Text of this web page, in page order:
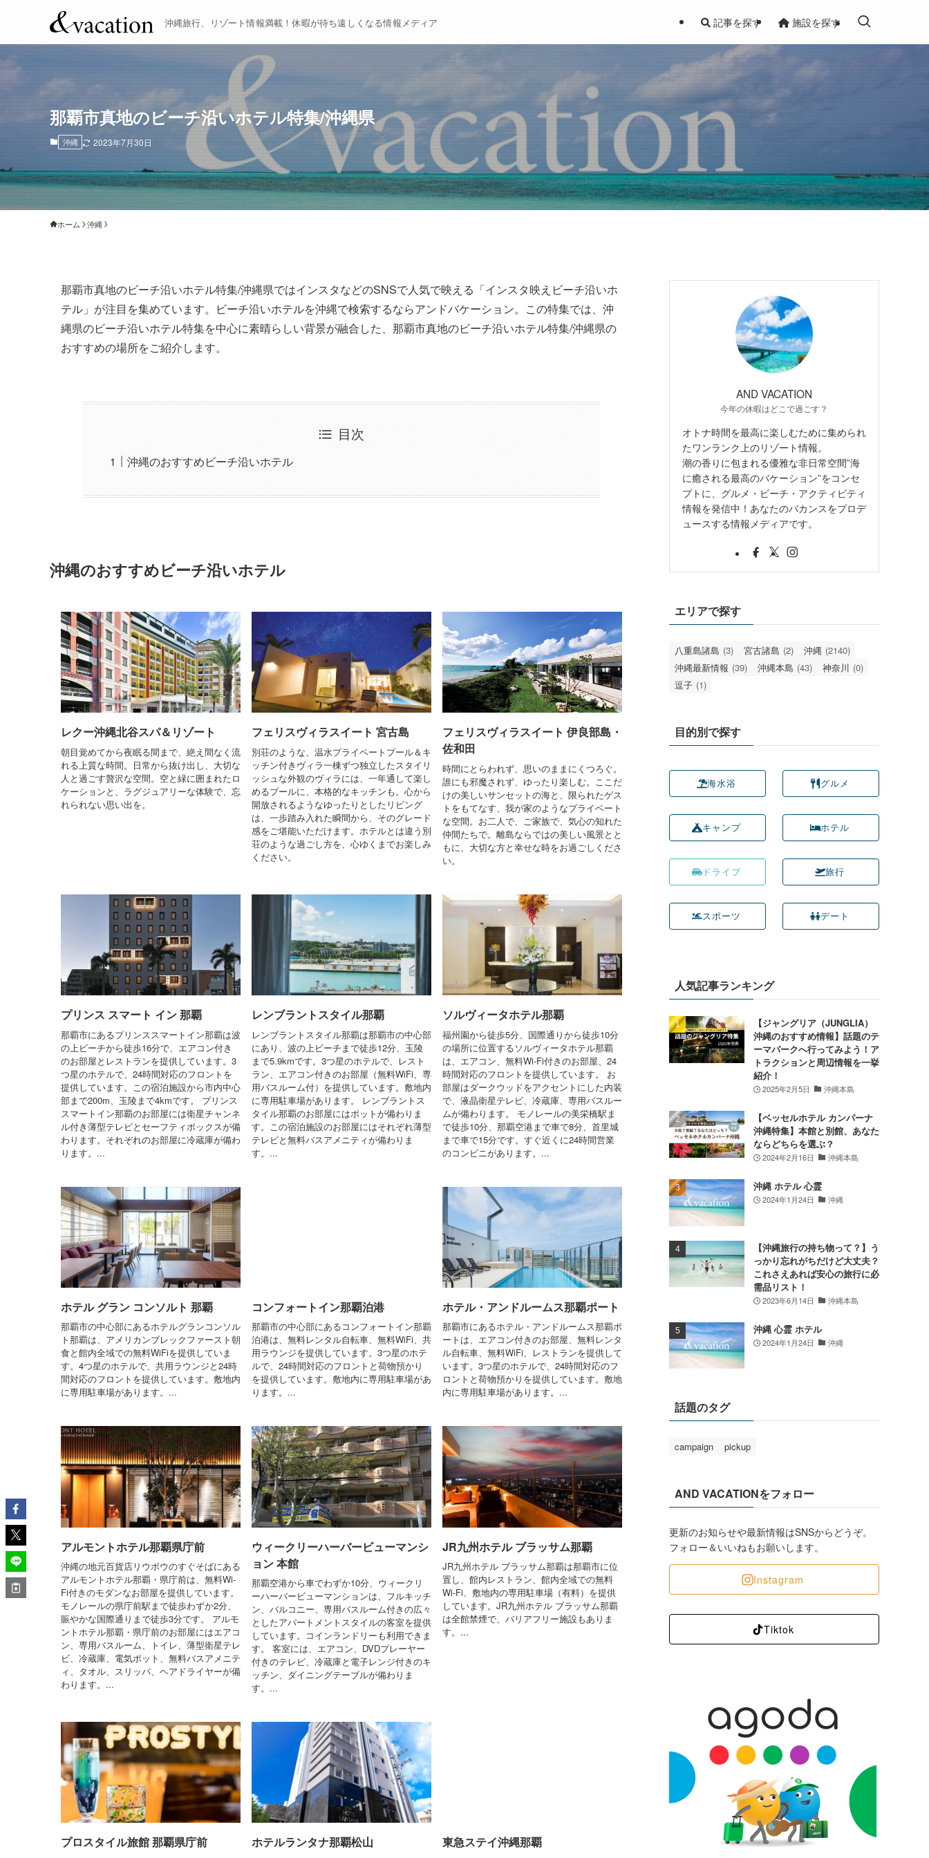
沖縄旅行、リゾート情報満載！休暇が待ち遠しくなる情報メディア 記事を探す 施設を探す
那覇市真地のビーチ沿いホテル特集/沖縄県
沖縄 2023年7月30日
ホーム 沖縄
那覇市真地のビーチ沿いホテル特集/沖縄県ではインスタなどのSNSで人気で映える「インスタ映えビーチ沿いホ
テル」が注目を集めています。ビーチ沿いホテルを沖縄で検索するならアンドバケーション。この特集では、沖
縄県のビーチ沿いホテル特集を中心に素晴らしい背景が融合した、那覇市真地のビーチ沿いホテル特集/沖縄県の
おすすめの場所をご紹介します。
目次
沖縄のおすすめビーチ沿いホテル
沖縄のおすすめビーチ沿いホテル
レクー沖縄北谷スパ＆リゾート
朝目覚めてから夜眠る間まで、絶え間なく流
れる上質な時間。日常から抜け出し、大切な
人と過ごす贅沢な空間。空と緑に囲まれたロ
ケーションと、ラグジュアリーな体験で、忘
れられない思い出を。
フェリスヴィラスイート 宮古島
別荘のような、温水プライベートプール＆キ
ッチン付きヴィラ一棟ずつ独立したスタイリ
ッシュな外観のヴィラには、一年通して楽し
めるプールに、本格的なキッチンも。心から
開放されるようなゆったりとしたリビング
は、一歩踏み入れた瞬間から、そのグレード
感をご堪能いただけます。ホテルとは違う別
荘のような過ごし方を、心ゆくまでお楽しみ
ください。
フェリスヴィラスイート 伊良部島・
佐和田
時間にとらわれず、思いのままにくつろぐ。
誰にも邪魔されず、ゆったり楽しむ。ここだ
けの美しいサンセットの海と、限られたゲス
トをもてなす、我が家のようなプライベート
な空間。お二人で、ご家族で、気心の知れた
仲間たちで。離島ならではの美しい風景とと
もに、大切な方と幸せな時をお過ごしくださ
い。
プリンス スマート イン 那覇
那覇市にあるプリンススマートイン那覇は波
の上ビーチから徒歩16分で、エアコン付き
のお部屋とレストランを提供しています。3
つ星のホテルで、24時間対応のフロントを
提供しています。この宿泊施設から市内中心
部まで200m、玉陵まで4kmです。 プリンス
スマートイン那覇のお部屋には衛星チャンネ
ル付き薄型テレビとセーフティボックスが備
わります。それぞれのお部屋に冷蔵庫が備わ
ります。...
レンブラントスタイル那覇
レンブラントスタイル那覇は那覇市の中心部
にあり、波の上ビーチまで徒歩12分、玉陵
まで5.9kmです。3つ星のホテルで、レスト
ラン、エアコン付きのお部屋（無料WiFi、専
用バスルーム付）を提供しています。敷地内
に専用駐車場があります。 レンブラントス
タイル那覇のお部屋にはポットが備わりま
す。この宿泊施設のお部屋にはそれぞれ薄型
テレビと無料バスアメニティが備わりま
す。...
ソルヴィータホテル那覇
福州園から徒歩5分、国際通りから徒歩10分
の場所に位置するソルヴィータホテル那覇
は、エアコン、無料Wi-Fi付きのお部屋、24
時間対応のフロントを提供しています。 お
部屋はダークウッドをアクセントにした内装
で、液晶衛星テレビ、冷蔵庫、専用バスルー
ムが備わります。 モノレールの美栄橋駅ま
で徒歩10分、那覇空港まで車で8分、首里城
まで車で15分です。すぐ近くに24時間営業
のコンビニがあります。...
ホテル グラン コンソルト 那覇
那覇市の中心部にあるホテルグランコンソル
ト那覇は、アメリカンブレックファースト朝
食と館内全域での無料WiFiを提供していま
す。4つ星のホテルで、共用ラウンジと24時
間対応のフロントを提供しています。敷地内
に専用駐車場があります。...
コンフォートイン那覇泊港
那覇市の中心部にあるコンフォートイン那覇
泊港は、無料レンタル自転車、無料WiFi、共
用ラウンジを提供しています。3つ星のホテ
ルで、24時間対応のフロントと荷物預かり
を提供しています。敷地内に専用駐車場があ
ります。...
ホテル・アンドルームス那覇ポート
那覇市にあるホテル・アンドルームス那覇ポ
ートは、エアコン付きのお部屋、無料レンタ
ル自転車、無料WiFi、レストランを提供して
います。3つ星のホテルで、24時間対応のフ
ロントと荷物預かりを提供しています。敷地
内に専用駐車場があります。...
アルモントホテル那覇県庁前
沖縄の地元百貨店リウボウのすぐそばにある
アルモントホテル那覇・県庁前は、無料Wi-
Fi付きのモダンなお部屋を提供しています。
モノレールの県庁前駅まで徒歩わずか2分、
賑やかな国際通りまで徒歩3分です。 アルモ
ントホテル那覇・県庁前のお部屋にはエアコ
ン、専用バスルーム、トイレ、薄型衛星テレ
ビ、冷蔵庫、電気ポット、無料バスアメニテ
ィ、タオル、スリッパ、ヘアドライヤーが備
わります。...
ウィークリーハーバービューマンシ
ョン 本館
那覇空港から車でわずか10分、ウィークリ
ーハーバービューマンションは、フルキッチ
ン、バルコニー、専用バスルーム付きの広々
としたアパートメントスタイルの客室を提供
しています。コインランドリーも利用できま
す。 客室には、エアコン、DVDプレーヤー
付きのテレビ、冷蔵庫と電子レンジ付きのキ
ッチン、ダイニングテーブルが備わりま
す。...
JR九州ホテル ブラッサム那覇
JR九州ホテル ブラッサム那覇は那覇市に位
置し、館内レストラン、館内全域での無料
Wi-Fi、敷地内の専用駐車場（有料）を提供
しています。JR九州ホテル ブラッサム那覇
は全館禁煙で、バリアフリー施設もありま
す。...
プロスタイル旅館 那覇県庁前 ホテルランタナ那覇松山 東急ステイ沖縄那覇
AND VACATION
今年の休暇はどこで過ごす？
オトナ時間を最高に楽しむために集められ
たワンランク上のリゾート情報。
潮の香りに包まれる優雅な非日常空間”海
に癒される最高のバケーション”をコンセ
プトに、グルメ・ビーチ・アクティビティ
情報を発信中！あなたのバカンスをプロデ
ュースする情報メディアです。
エリアで探す
八重島諸島 (3) 宮古諸島 (2) 沖縄 (2140)
沖縄最新情報 (39) 沖縄本島 (43) 神奈川 (0)
逗子 (1)
目的別で探す
海水浴
キャンプ
ドライブ
スポーツ
グルメ
ホテル
旅行
デート
人気記事ランキング
【ジャングリア（JUNGLIA）
沖縄のおすすめ情報】話題のテ
ーマパークへ行ってみよう！ア
トラクションと周辺情報を一挙
紹介！
2025年2月5日 沖縄本島
【ベッセルホテル カンパーナ
沖縄特集】本館と別館、あなた
ならどちらを選ぶ？
2024年2月16日 沖縄本島
沖縄 ホテル 心霊
2024年1月24日 沖縄
【沖縄旅行の持ち物って？】う
っかり忘れがちだけど大丈夫？
これさえあれば安心の旅行に必
需品リスト！
2023年6月14日 沖縄本島
沖縄 心霊 ホテル
2024年1月24日 沖縄
話題のタグ
campaign pickup
AND VACATIONをフォロー
更新のお知らせや最新情報はSNSからどうぞ。
フォロー＆いいねもお願いします。
Instagram
Tiktok